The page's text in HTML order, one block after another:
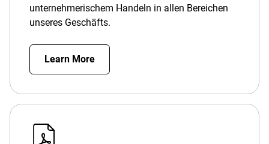
unternehmerischem Handeln in allen Bereichen
unseres Geschäfts.
Learn More